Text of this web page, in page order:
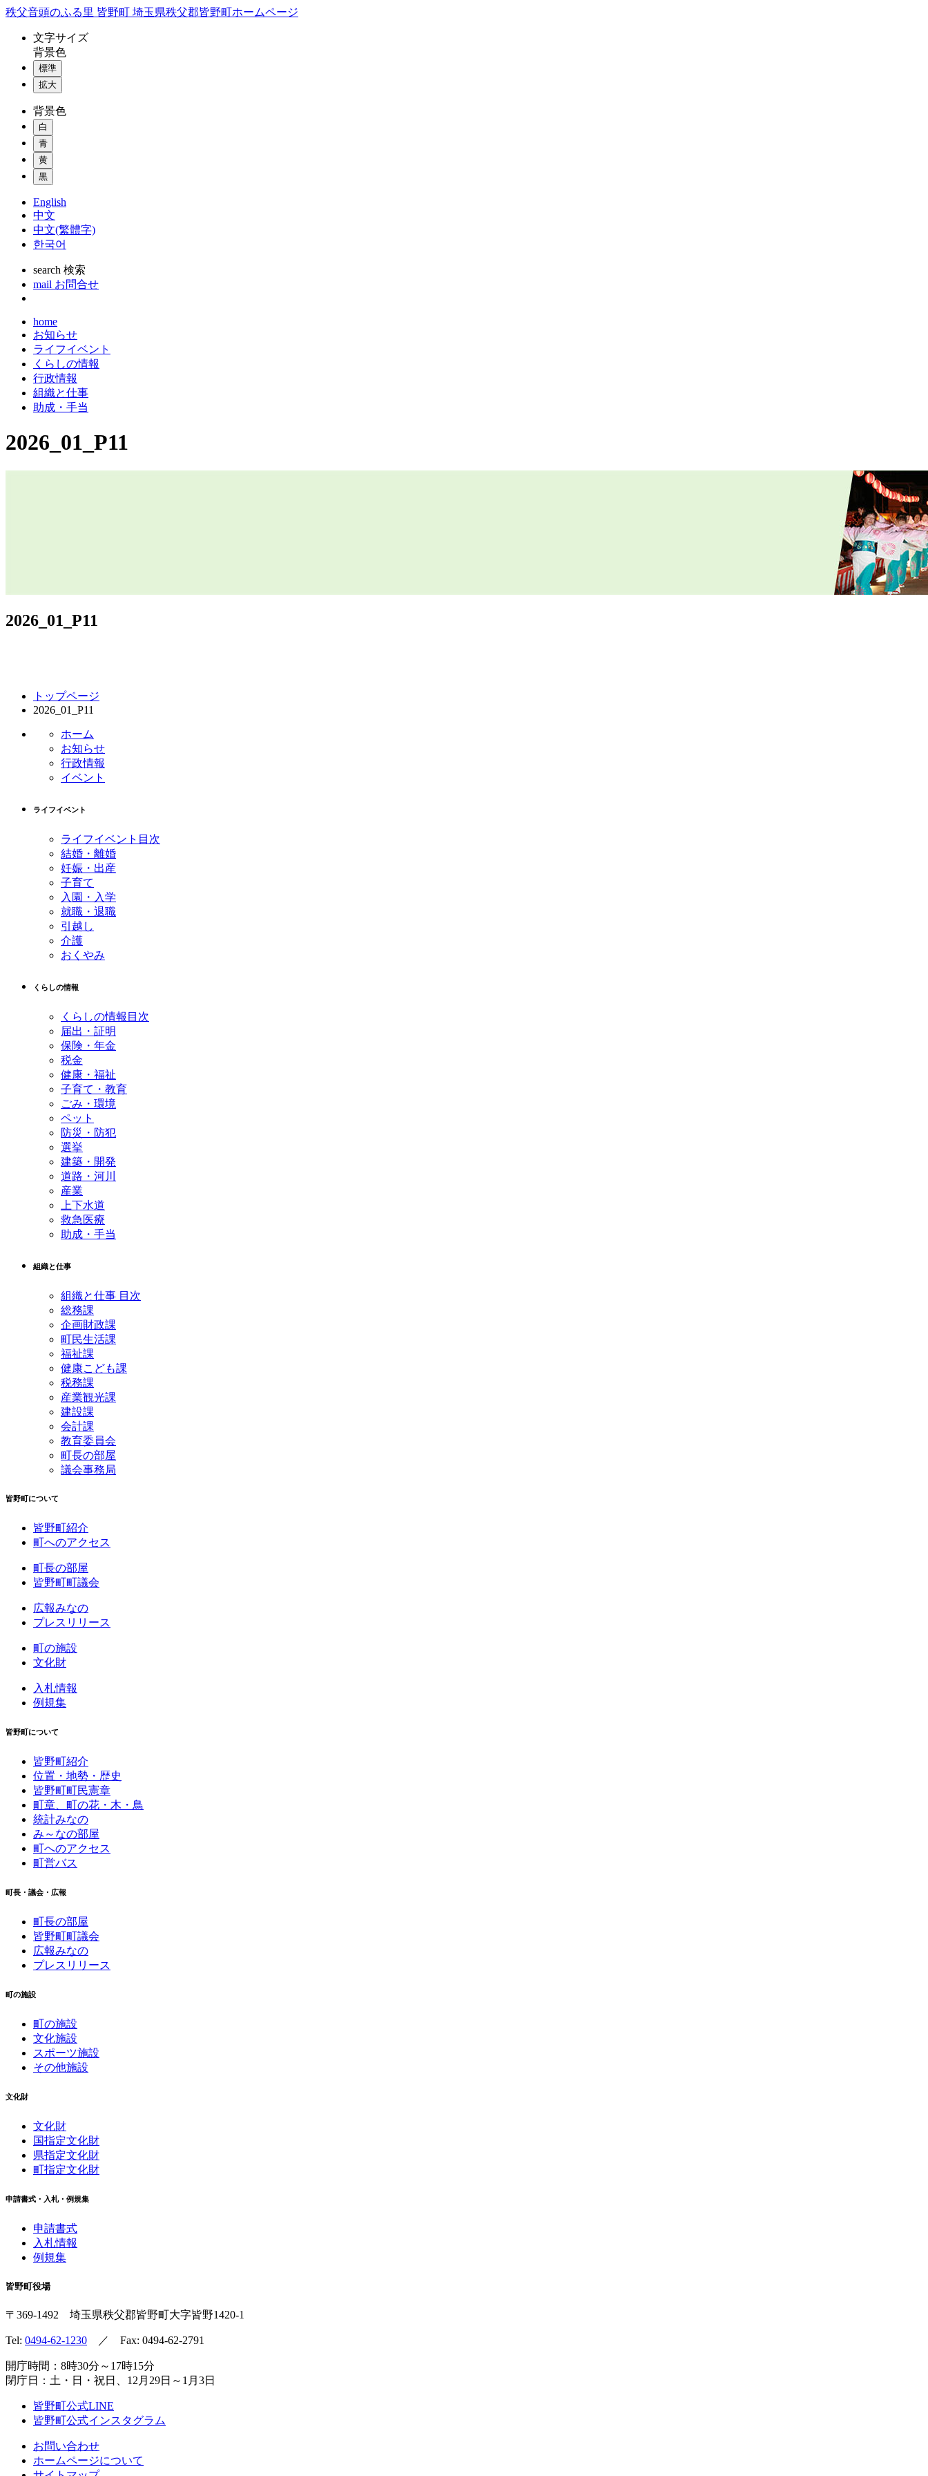
コ
秩父音頭のふる里 皆野町 埼玉県秩父郡皆野町ホームページ
文字サイズ
背景色
標準
拡大
背景色
白
青
黄
黒
English
中文
中文(繁體字)
한국어
search 検索
mail お問合せ
home
お知らせ
ライフイベント
くらしの情報
行政情報
組織と仕事
助成・手当
2026_01_P11
2026_01_P11
トップページ
2026_01_P11
ホーム
お知らせ
行政情報
イベント
ライフイベント
ライフイベント目次
結婚・離婚
妊娠・出産
子育て
入園・入学
就職・退職
引越し
介護
おくやみ
くらしの情報
くらしの情報目次
届出・証明
保険・年金
税金
健康・福祉
子育て・教育
ごみ・環境
ペット
防災・防犯
選挙
建築・開発
道路・河川
産業
上下水道
救急医療
助成・手当
組織と仕事
組織と仕事 目次
総務課
企画財政課
町民生活課
福祉課
健康こども課
税務課
産業観光課
建設課
会計課
教育委員会
町長の部屋
議会事務局
皆野町について
皆野町紹介
町へのアクセス
町長の部屋
皆野町町議会
広報みなの
プレスリリース
町の施設
文化財
入札情報
例規集
皆野町について
皆野町紹介
位置・地勢・歴史
皆野町町民憲章
町章、町の花・木・鳥
統計みなの
み～なの部屋
町へのアクセス
町営バス
町長・議会・広報
町長の部屋
皆野町町議会
広報みなの
プレスリリース
町の施設
町の施設
文化施設
スポーツ施設
その他施設
文化財
文化財
国指定文化財
県指定文化財
町指定文化財
申請書式・入札・例規集
申請書式
入札情報
例規集
皆野町役場
〒369-1492 埼玉県秩父郡皆野町 大字皆野1420-1
Tel: 0494-62-1230 ／ Fax: 0494-62-2791
開庁時間：8時30分～17時15分
閉庁日：土・日・祝日、12月29日～1月3日
皆野町公式LINE
皆野町公式インスタグラム
お問い合わせ
ホームページについて